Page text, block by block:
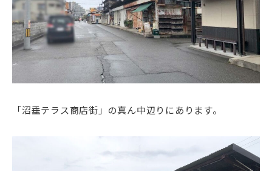
「沼垂テラス商店街」の真ん中辺りにあります。